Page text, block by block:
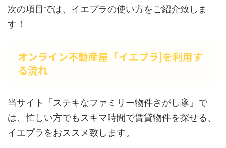
次の項目では、イエプラの使い方をご紹介致しま
す！
オンライン不動産屋「イエプラ]を利用す
る流れ
当サイト「ステキなファミリー物件さがし隊」で
は、忙しい方でもスキマ時間で賃貸物件を探せる、
イエプラをおススメ致します。